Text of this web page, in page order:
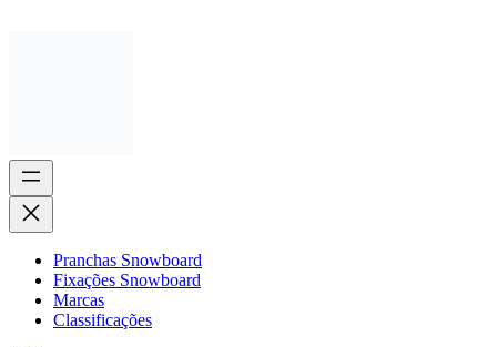
Pranchas Snowboard
Fixações Snowboard
Marcas
Classificações